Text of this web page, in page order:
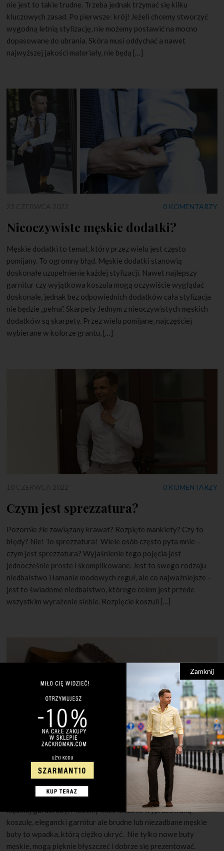
nie jest to takie trudne. Trzeba jednak trzymać się kilku
kluczowych zasad. Po pierwsze: krój! Jeżeli chcemy stworzyć
wygodną letnią stylizację, nie możemy postawić na mocno
dopasowane do ubrania. Skóra musi oddychać a nawet
najwyższej jakości materiały, nie będą […]
0 KOMENTARZY
Nieoczywiste męskie dodatki?
Męskie dodatki to temat, który przez wielu jest często
pomijany. To ogromny błąd. Męskie dodatki stanowią
doskonałe uzupełnienie każdej stylizacji. Nawet najlepszy
garnitur czy wyjątkowa koszula mogą oczywiście wyglądać
doskonale, jednak bez odpowiednich dodatków cała stylizacja
nie będzie „pełna”. Skarpety Jednym z nieoczywistych męskich
dodatków są skarpety. Przez wielu pomijane, najczęściej
wybierane w kolorze grantu, […]
0 KOMENTARZY
Czym jest sprezzatura?
Pozornie źle zawiązany krawat? Rozpięte mankiety? Czy to
błędy? Nie! To sprezzatura! Wiele osób często pyta mnie –
czym jest sprezzatura? Wyjaśnienie tego pojęcia jest
jednocześnie proste i skomplikowane. Jest to swego rodzaju
niedbalstwo i łamanie modowych reguł, ale co najważniejsze –
jest to świadome niedbalstwo, którego celem jest przede
wszystkim wyrażenie siebie. Rozpięcie koszuli […]
30 MAJA 2022 1 KOMENTARZ
Jak pielęgnować męskie buty?
Czyste i schludnie buty są niezwykle istotnym elementem
męskiej garderoby. Możemy mieć idealnie wyprasowaną
koszulę, elegancki garnitur ale brudne lub niezadbane męskie
buty to wpadka, którą ciężko ukryć. Nie tylko nowe buty
męskie, mogą pięknie błyszczeć i dobrze się prezentować.
Zamknij